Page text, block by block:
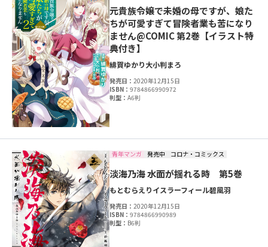
元貴族令嬢で未婚の母ですが、娘た
ちが可愛すぎて冒険者業も苦になり
ません@COMIC 第2巻【イラスト特
典付き】
緋賀ゆかり大小判まろ
発売日：2020年12月15日
ISBN：9784866990972
判型：A6判
青年マンガ 発売中 コロナ・コミックス
淡海乃海 水面が揺れる時 第5巻
もとむらえりイスラーフィール碧風羽
発売日：2020年12月15日
ISBN：9784866990989
判型： B6判